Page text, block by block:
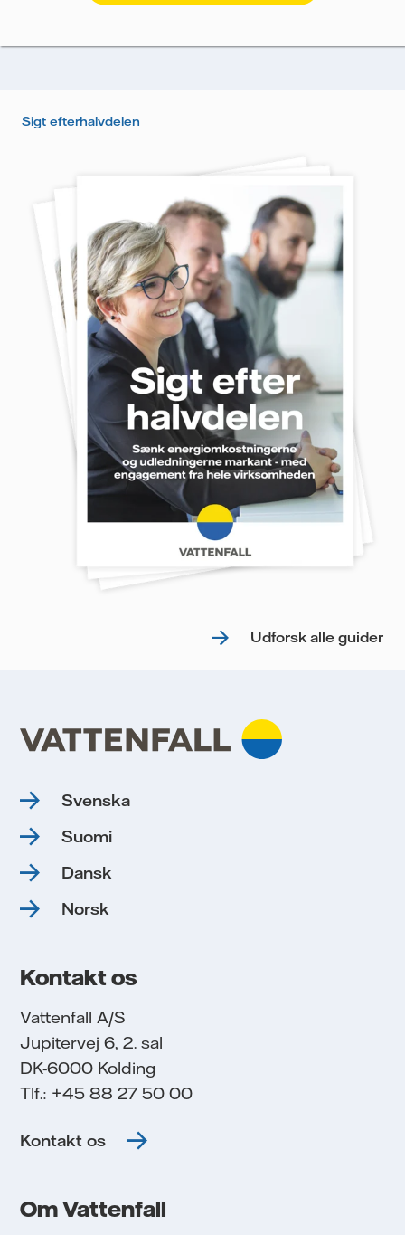
nyhedsbrevet til dig, har vi brug for dine oplysninger.
performance, herunder åbningsrate og klikrate. Dine
dit samtykke tilbage. Læs vores
mine personoplysninger med henblik på at sende
mig nyhedsbrevet.
Sigt efterhalvdelen
Udforsk alle guider
Svenska
Suomi
Dansk
Norsk
Kontakt os
Vattenfall A/S
Jupitervej 6, 2. sal
DK-6000 Kolding
Tlf.: +45 88 27 50 00
Kontakt os
Om Vattenfall